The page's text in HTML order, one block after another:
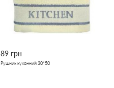
89 грн
Рушник кухонний 30*50